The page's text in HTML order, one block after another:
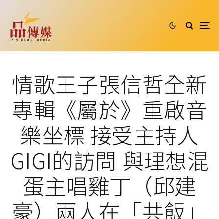
情歌王子張信哲全新
專輯《屬於》重啟音
樂坐標 接受主持人
GIGI的訪問 與理想混
蛋主唱雞丁（邱建
豪）兩人在「共飯」